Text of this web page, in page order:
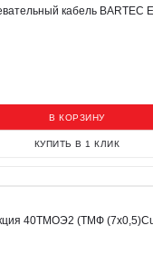
кабель BARTEC
В КОРЗИНУ
КУПИТЬ В 1 КЛИК
40ТМОЭ2 (ТМФ